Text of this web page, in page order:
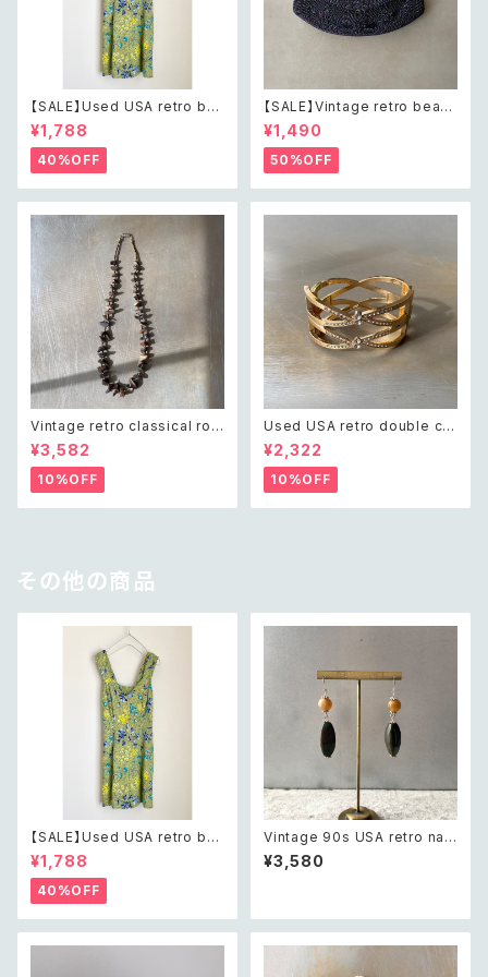
【SALE】Used USA retro bot
anical flower salopette sh
ort pants レトロ アメリカ ユー
ズド 古着 ライトグリーン ボタニ
カル フラワー サロペット ショー
トパンツ
¥1,788
40%OFF
【SALE】Vintage retro bead
s embroidery navy blue po
uch レトロ ヴィンテージ ホワイ
ト ビーズ刺繍 ネイビー 紺色 ポ
ーチ
¥1,490
50%OFF
Vintage retro classical rou
gh cut shell beads necklac
e レトロ ヴィンテージ アクセサ
リー クラシカル ラフカット シェ
ル ビーズ ネックレス
¥3,582
10%OFF
Used USA retro double cro
ss crystal bijou bangle レト
ロ アメリカ ユーズド アクセサリ
ー ゴールド ダブル クロス ビジ
ュー バングル
¥2,322
10%OFF
その他の商品
【SALE】Used USA retro bot
anical flower salopette sh
ort pants レトロ アメリカ ユー
ズド 古着 ライトグリーン ボタニ
カル フラワー サロペット ショー
トパンツ
¥1,788
40%OFF
Vintage 90s USA retro nat
ural stone agate×green ja
sper swing design pierce
リーンジャスパー スウィング デ
ザイン ピアス/イヤリング
¥3,580